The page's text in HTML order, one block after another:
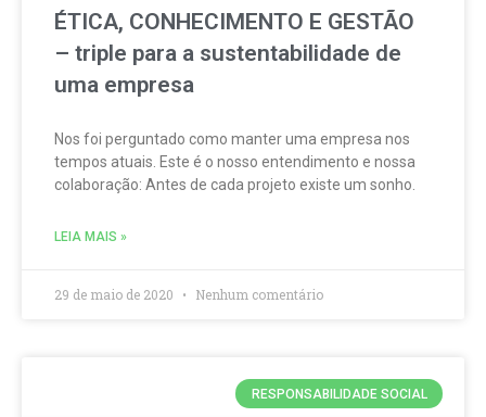
ÉTICA, CONHECIMENTO E GESTÃO
– triple para a sustentabilidade de
uma empresa
Nos foi perguntado como manter uma empresa nos
tempos atuais. Este é o nosso entendimento e nossa
colaboração: Antes de cada projeto existe um sonho.
LEIA MAIS »
29 de maio de 2020 Nenhum comentário
RESPONSABILIDADE SOCIAL